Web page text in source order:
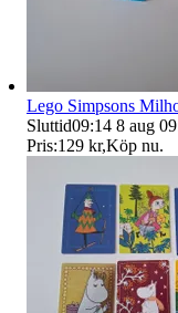
Lego Simpsons
Sluttid09:14 8 aug
Pris:129 kr,Köp nu.